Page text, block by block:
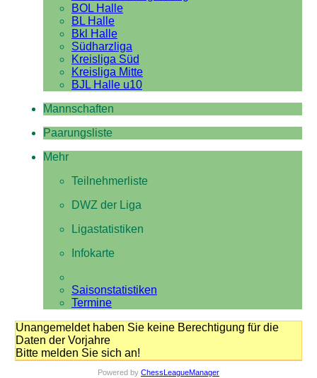
BOL Halle
BL Halle
Bkl Halle
Südharzliga
Kreisliga Süd
Kreisliga Mitte
BJL Halle u10
Mannschaften
Paarungsliste
Mehr
Teilnehmerliste
DWZ der Liga
Ligastatistiken
Infokarte
Saisonstatistiken
Termine
Unangemeldet haben Sie keine Berechtigung für die
Daten der Vorjahre
Bitte melden Sie sich an!
Powered by ChessLeagueManager